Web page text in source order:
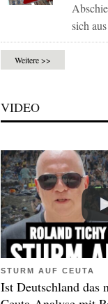
sich aus
Weitere >>
VIDEO
STURM AUF CEUTA
Ist Deutschland das